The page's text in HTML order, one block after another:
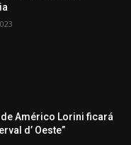
Américo Lorini ficará
d’ Oeste”